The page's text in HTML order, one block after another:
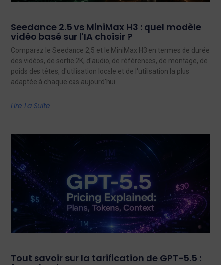
Seedance 2.5 vs MiniMax H3 : quel modèle
vidéo basé sur l'IA choisir ?
Comparez le Seedance 2,5 et le MiniMax H3 en termes de durée
des vidéos, de sortie 2K, d'audio, de références, de montage, de
poids des têtes, d'utilisation locale et de l'utilisation la plus
adaptée à chaque cas aujourd'hui.
Lire La Suite
Tout savoir sur la tarification de GPT-5.5 :